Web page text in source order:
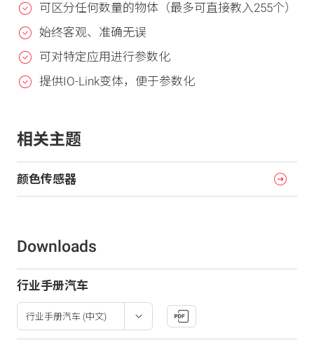
可区分任何数量的物体（最多可直接教入255个）
始终客观、准确无误
可对特定应用进行参数化
提供IO-Link变体，便于参数化
相关主题
颜色传感器
Downloads
行业手册汽车